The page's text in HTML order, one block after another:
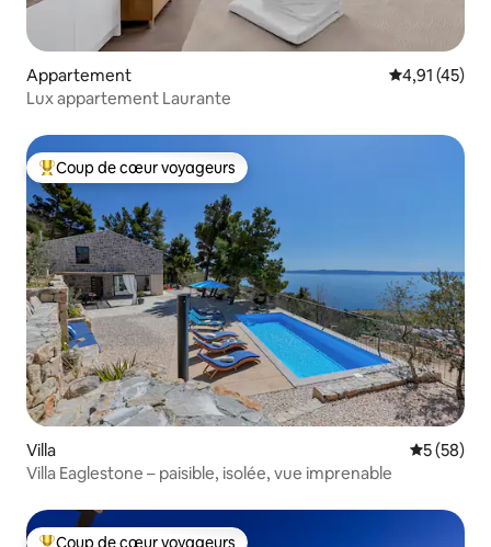
Appartement Évaluation
4,91 (45)
Lux appartement Laurante
Coups de cœur voyageurs les plus appréciés
Coup de cœur voyageurs
Villa
5 (58)
Villa Eaglestone – paisible, isolée, vue imprenable